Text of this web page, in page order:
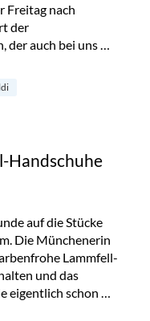
Freitag nach
der
der auch bei uns …
Belgischen Viertel“
Handschuhe
auf die Stücke
Die Münchenerin
Lammfell-
und das
eigentlich schon …
von Michaela